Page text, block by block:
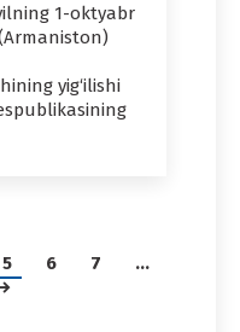
1-oktyabr
yig‘ilishi
5 6 7
…